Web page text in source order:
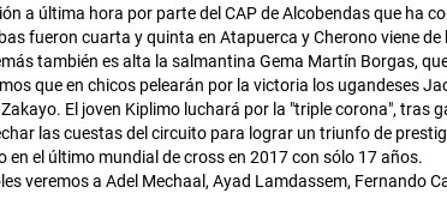
a última hora por parte del CAP de Alcobendas que ha
fueron cuarta y quinta en Atapuerca y Cherono viene
también es alta la salmantina Gema Martín Borgas,
que en chicos pelearán por la victoria los ugandeses
El joven Kiplimo luchará por la "triple corona", tras
las cuestas del circuito para lograr un triunfo de
en el último mundial de cross en 2017 con sólo 17 años.
veremos a Adel Mechaal, Ayad Lamdassem, Fernando